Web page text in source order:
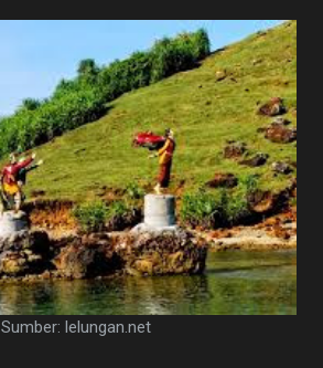
Sumber: lelungan.net